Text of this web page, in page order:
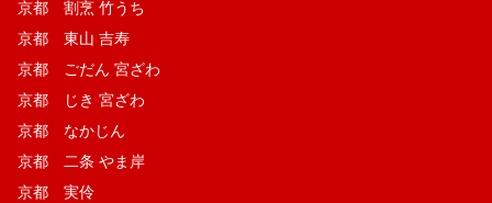
京都 割烹 竹うち
京都 東山 吉寿
京都 ごだん 宮ざわ
京都 じき 宮ざわ
京都 なかじん
京都 二条 やま岸
京都 実伶